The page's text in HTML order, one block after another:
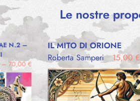
Le nostre
IL MITO DI ORIONE
Roberta Samperi
15,00€
N.2 –
–70,00€